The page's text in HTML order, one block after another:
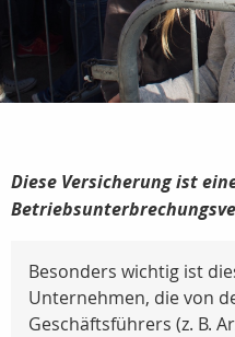
Diese Versicherung ist
Besonders wichtig ist
Unternehmen, die von
Geschäftsführers (z. B.